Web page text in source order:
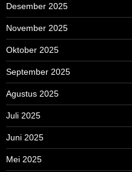
Desember 2025
November 2025
Oktober 2025
September 2025
Agustus 2025
Juli 2025
Juni 2025
Mei 2025